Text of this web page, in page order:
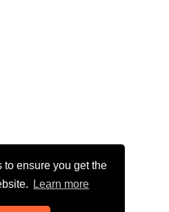
ensure you get the
Learn more